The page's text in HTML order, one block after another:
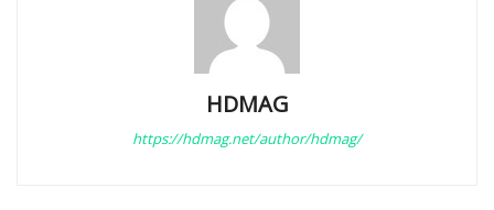
HDMAG
https://hdmag.net/author/hdmag/